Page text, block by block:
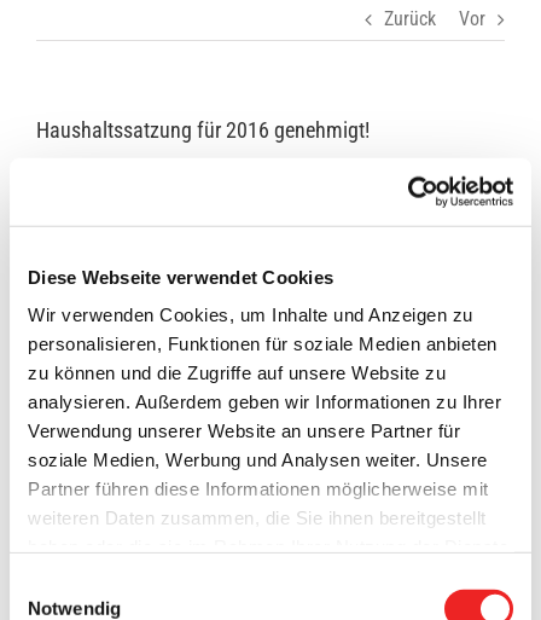
Diese Webseite verwendet Cookies
Wir verwenden Cookies, um Inhalte und Anzeigen zu
personalisieren, Funktionen für soziale Medien anbieten
zu können und die Zugriffe auf unsere Website zu
analysieren. Außerdem geben wir Informationen zu Ihrer
Verwendung unserer Website an unsere Partner für
soziale Medien, Werbung und Analysen weiter. Unsere
Partner führen diese Informationen möglicherweise mit
weiteren Daten zusammen, die Sie ihnen bereitgestellt
werden auch bei der Auswahl von
gesetzt.
Notwendig
Zurück Vor
Haushaltssatzung für 2016 genehmigt!
Der Landkreis Cloppenburg hat am 01.02.2016
Der Haushaltsplan mit Anlagen liegt nach § 114 NKomVG
Einsichtnahme während der Öffnungszeiten im Rathaus,
Zimmer 3, Theodor-Klinker-Platz, 26676 Barßel öffentlich
aus.